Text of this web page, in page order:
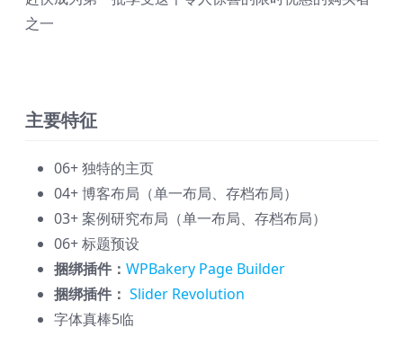
之一
主要特征
06+ 独特的主页
04+ 博客布局（单一布局、存档布局）
03+ 案例研究布局（单一布局、存档布局）
06+ 标题预设
捆绑插件： WPBakery Page Builder
捆绑插件： Slider Revolution
字体真棒5临